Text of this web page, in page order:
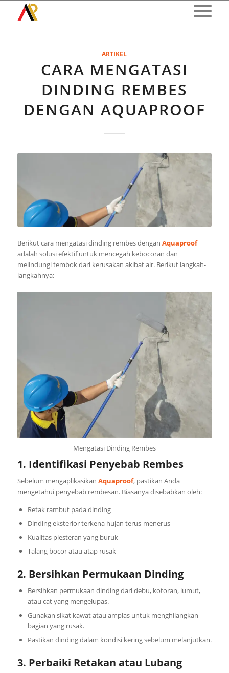
ARTIKEL
CARA MENGATASI
DINDING REMBES
DENGAN AQUAPROOF
Berikut cara mengatasi dinding rembes dengan Aquaproof
adalah solusi efektif untuk mencegah kebocoran dan
melindungi tembok dari kerusakan akibat air. Berikut langkah-
langkahnya:
Mengatasi Dinding Rembes
1. Identifikasi Penyebab Rembes
Sebelum mengaplikasikan Aquaproof, pastikan Anda
mengetahui penyebab rembesan. Biasanya disebabkan oleh:
Retak rambut pada dinding
Dinding eksterior terkena hujan terus-menerus
Kualitas plesteran yang buruk
Talang bocor atau atap rusak
2. Bersihkan Permukaan Dinding
Bersihkan permukaan dinding dari debu, kotoran, lumut,
atau cat yang mengelupas.
Gunakan sikat kawat atau amplas untuk menghilangkan
bagian yang rusak.
Pastikan dinding dalam kondisi kering sebelum melanjutkan.
3. Perbaiki Retakan atau Lubang